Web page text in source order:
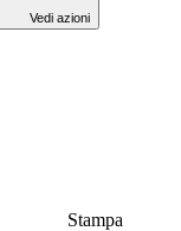
Vedi azioni
Stampa